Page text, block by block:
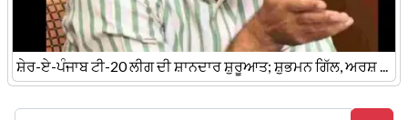
ਸ਼ੇਰ-ਏ-ਪੰਜਾਬ ਟੀ-20 ਲੀਗ ਦੀ ਸ਼ਾਨਦਾਰ ਸ਼ੁਰੂਆਤ; ਸ਼ੁਭਮਨ ਗਿੱਲ, ਅਰਸ਼ ...